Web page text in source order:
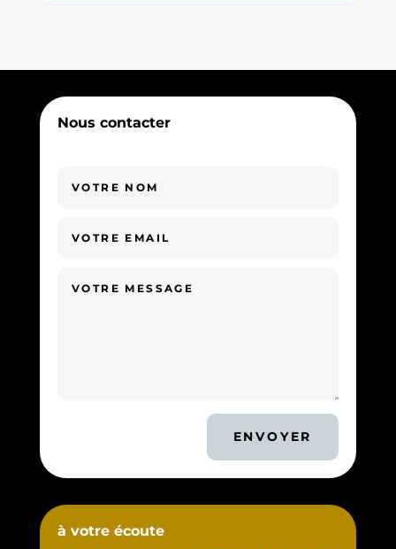
Nous contacter
ENVOYER
à votre écoute